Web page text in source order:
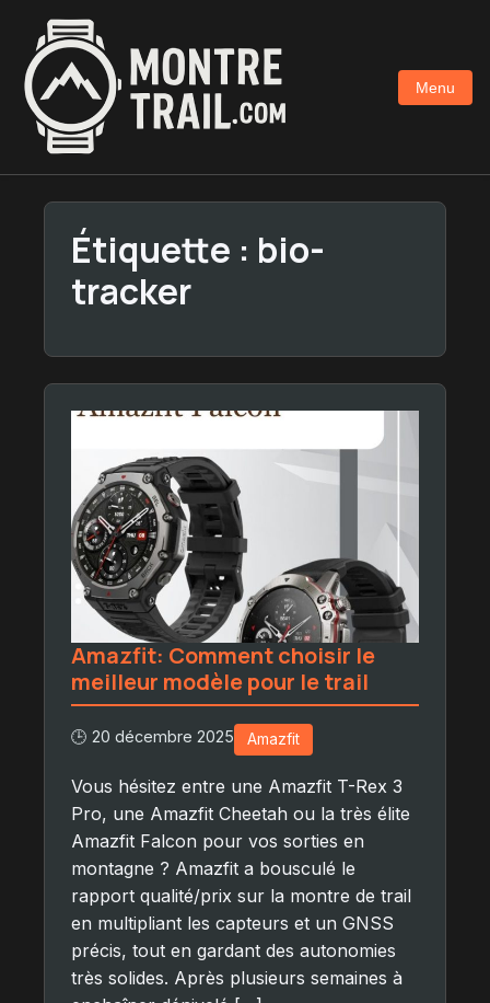
contenu
principal
Menu
Étiquette : bio-
tracker
Amazfit: Comment choisir le
meilleur modèle pour le trail
🕒 20 décembre 2025 Amazfit
Vous hésitez entre une Amazfit T-Rex 3
Pro, une Amazfit Cheetah ou la très élite
Amazfit Falcon pour vos sorties en
montagne ? Amazfit a bousculé le
rapport qualité/prix sur la montre de trail
en multipliant les capteurs et un GNSS
précis, tout en gardant des autonomies
très solides. Après plusieurs semaines à